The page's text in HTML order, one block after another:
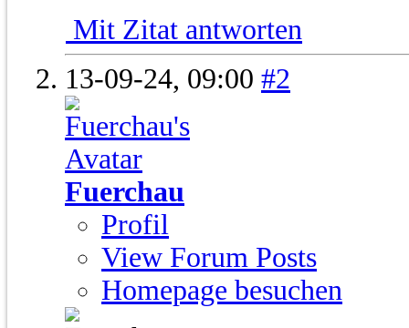
Mit Zitat antworten
13-09-24, 09:00 #2
Fuerchau
Profil
View Forum Posts
Homepage besuchen